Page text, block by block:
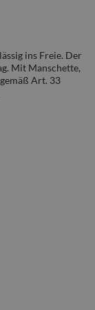
ins Freie. Der
Mit Manschette,
Art. 33